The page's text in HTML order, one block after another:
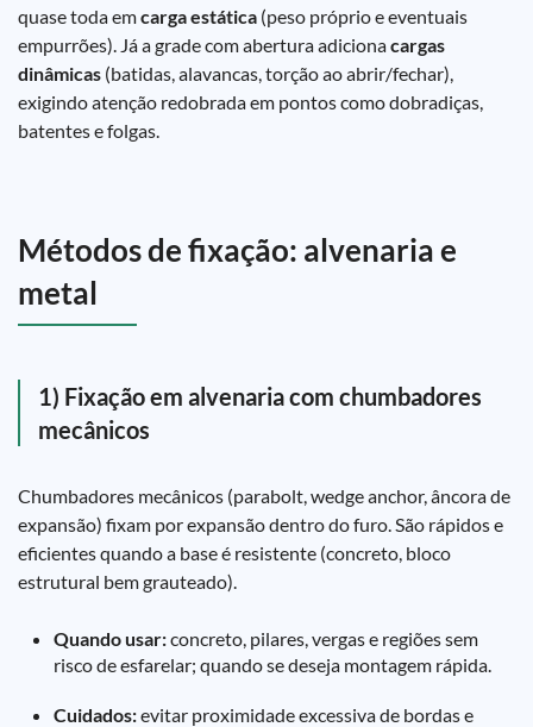
quase toda emcarga estática (peso próprio e eventuais
empurrões). Já a grade com abertura adicionacargas
dinâmicas (batidas, alavancas, torção ao abrir/fechar),
exigindo atenção redobrada em pontos como dobradiças,
batentes e folgas.
Métodos de fixação: alvenaria e
metal
1) Fixação em alvenaria com chumbadores
mecânicos
Chumbadores mecânicos (parabolt, wedge anchor, âncora de
expansão) fixam por expansão dentro do furo. São rápidos e
eficientes quando a base é resistente (concreto, bloco
estrutural bem grauteado).
Quando usar:concreto, pilares, vergas e regiões sem
risco de esfarelar; quando se deseja montagem rápida.
Cuidados:evitar proximidade excessiva de bordas e